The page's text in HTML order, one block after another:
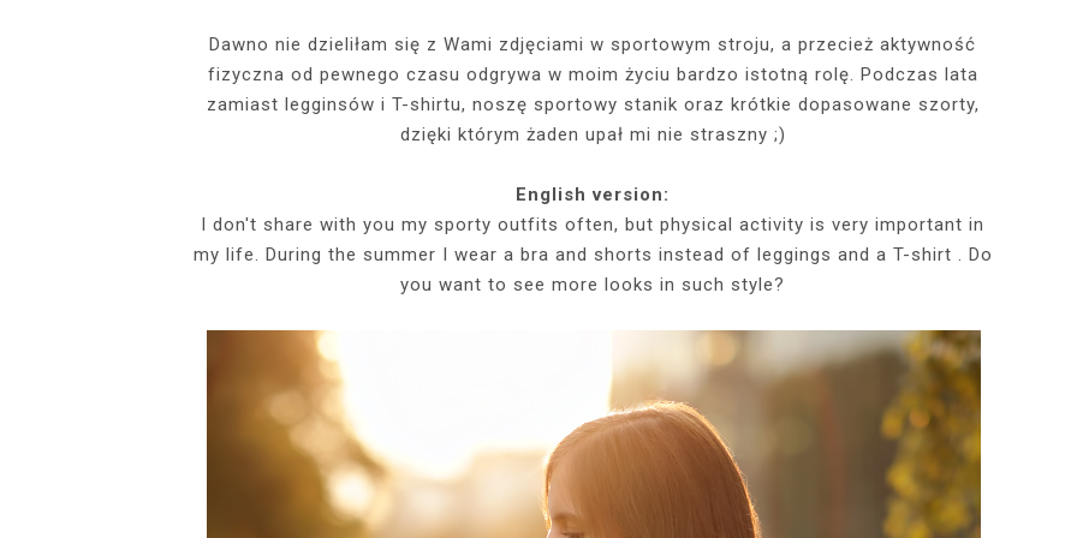
EVENTS
INSIDE HER FRAME - MY NEW
SENSUAL PHOTOBOOK
MY 34TH BIRTHDAY! FEELING
MORE ME THAN EVER :)
2025 - THE
PHOTOS ON
SZARY TOP, KRÓTKA SKÓRZANA
SPÓDNICZKA, CZARNE
KTÓRYMI PRAGNĘ SIĘ Z WAMI
RÓŻOWY SWETER Z DEKOLTEM,
SZARA SPÓDNICZKA I CZARNE
PRAGNĘ SIĘ Z WAMI PODZIELIĆ
FALBANAMI,
I SZPILKI +
PRAGNĘ SIĘ
GDZIE POWSTAJĄ MOJE
BUDUAROWE SESJE + 100 ZŁ DO
AIRBNB
NIEZNANE OBLICZE LUWRU:
DLACZEGO MONA LISA STAŁA
WENUS Z MILO?
WIZYTA W
BIAŁY SPORTOWY STANIK,
CZARNE LEGGINSY I
WIZYTA W POZNAŃSKIEJ
PRACOWNI FRYZJERSKIEJ CUT
JAKIEGO
CZYM
WŁOSY?
Dawno nie dzieliłam się z Wami zdjęciami w sportowym stroju, a przecież aktywność
fizyczna od pewnego czasu odgrywa w moim życiu bardzo istotną rolę. Podczas lata
zamiast legginsów i T-shirtu, noszę sportowy stanik oraz krótkie dopasowane szorty,
dzięki którym żaden upał mi nie straszny ;)
English version:
I don't share with you my sporty outfits often, but physical activity is very important in
my life. During the summer I wear a bra and shorts instead of leggings and a T-shirt . Do
you want to see more looks in such style?